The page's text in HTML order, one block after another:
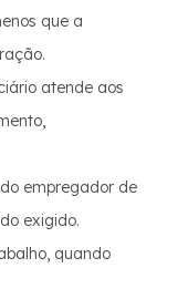
que a
atende aos
empregador de
exigido.
quando